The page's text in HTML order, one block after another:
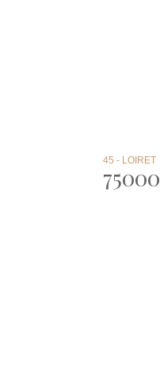
45 - LOIRET
75000